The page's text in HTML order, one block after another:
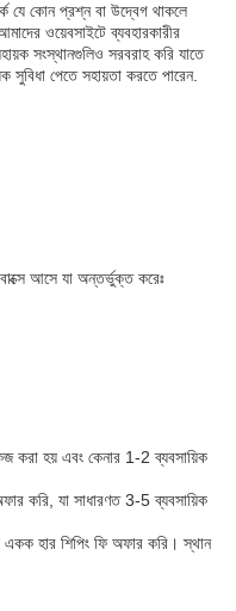
যে কোন প্রশ্ন বা উদ্বেগ থাকলে
ওয়েবসাইটে ব্যবহারকারীর
সংস্থানগুলিও সরবরাহ করি যাতে
সুবিধা পেতে সহায়তা করতে পারেন.
আসে যা অন্তর্ভুক্ত করেঃ
করা হয় এবং কেনার 1-2 ব্যবসায়িক
অফার করি, যা সাধারণত 3-5 ব্যবসায়িক
হার শিপিং ফি অফার করি। স্থান